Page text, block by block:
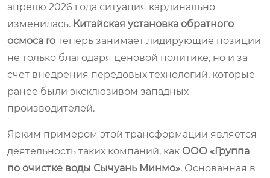
апрелю 2026 года ситуация кардинально
изменилась. Китайская установка обратного
осмоса ro теперь занимает лидирующие позиции
не только благодаря ценовой политике, но и за
счет внедрения передовых технологий, которые
ранее были эксклюзивом западных
производителей.
Ярким примером этой трансформации является
деятельность таких компаний, как ООО «Группа
по очистке воды Сычуань Минмо». Основанная в